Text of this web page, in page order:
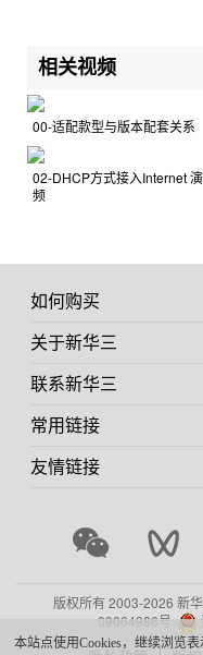
相关视频
00-适配款型与版本配套关系
02-DHCP方式接入Internet
频
如何购买
关于新华三
联系新华三
常用链接
友情链接
版权所有 2003-2026 新
09064986号
本站点使用Cookies，继续浏览表